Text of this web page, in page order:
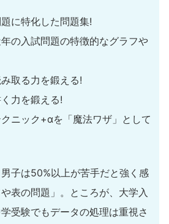
に特化した問題集!
の入試問題の特徴的なグラフや
取る力を鍛える!
力を鍛える!
ニック+αを「魔法ワザ」として
子は50%以上が苦手だと強く感
表の問題」。ところが、大学入
受験でもデータの処理は重視さ